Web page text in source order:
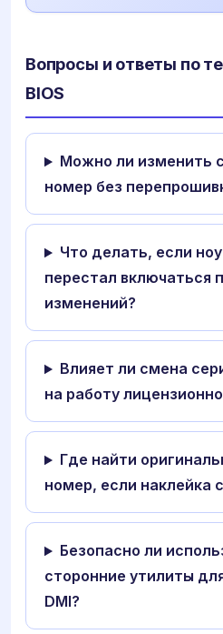
Вопросы и ответы по
BIOS
Можно ли изменить
номер без
Что делать, если
перестал включаться
изменений?
Влияет ли смена
на работу
Где найти
номер, если наклейка
Безопасно ли
сторонние утилиты
DMI?